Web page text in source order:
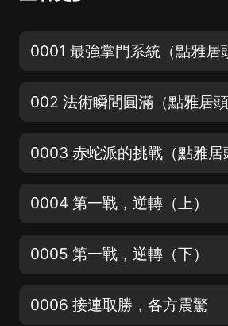
0004 第一戰，逆轉（上）
0005 第一戰，逆轉（下）
0006 接連取勝，各方震驚